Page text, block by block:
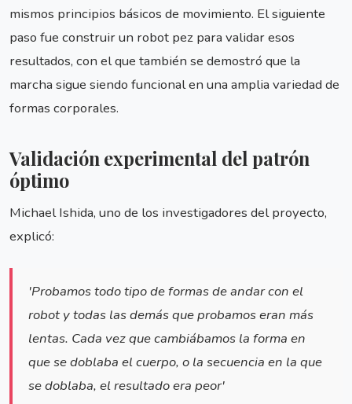
mismos principios básicos de movimiento. El siguiente
paso fue construir un robot pez para validar esos
resultados, con el que también se demostró que la
marcha sigue siendo funcional en una amplia variedad de
formas corporales.
Validación experimental del patrón
óptimo
Michael Ishida, uno de los investigadores del proyecto,
explicó:
'Probamos todo tipo de formas de andar con el
robot y todas las demás que probamos eran más
lentas. Cada vez que cambiábamos la forma en
que se doblaba el cuerpo, o la secuencia en la que
se doblaba, el resultado era peor'